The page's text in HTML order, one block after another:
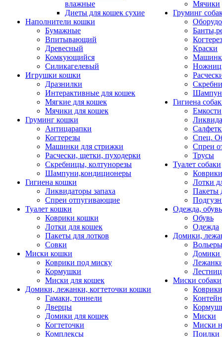
влажные
Диеты для кошек сухие
Наполнители кошки
Бумажные
Впитывающий
Древесный
Комкующийся
Силикагелевый
Игрушки кошки
Дразнилки
Интерактивные для кошек
Мягкие для кошек
Мячики для кошек
Груминг кошки
Антицарапки
Когтерезы
Машинки для стрижки
Расчески, щетки, пуходерки
Скребницы, колтунорезы
Шампуни,кондиционеры
Гигиена кошки
Ликвидаторы запаха
Спреи отпугивающие
Туалет кошки
Коврики кошки
Лотки для кошек
Пакеты для лотков
Совки
Миски кошки
Коврики под миску
Кормушки
Миски для кошек
Домики, лежанки, когтеточки кошки
Гамаки, тоннели
Дверцы
Домики для кошек
Когтеточки
Комплексы
Мячики
Груминг
Краски
Гигиена
Емкости
Спец.
Спреи
Трусы
Туалет собаки
Коврики
Лотки
Пакеты
Одежда, обувь
Обувь
Одежда
Домики,
Домики
Миски собаки
Миски
Миски
Поилки